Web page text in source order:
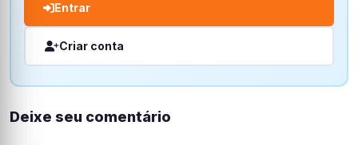
Entrar
Criar conta
Deixe seu comentário